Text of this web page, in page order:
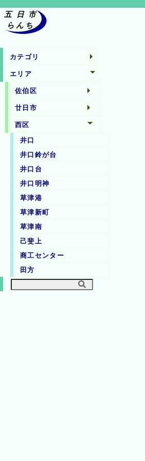
カテゴリ
エリア
佐伯区
廿日市
西区
井口
井口鈴が台
井口台
井口明神
草津港
草津新町
草津南
己斐上
商工センター
田方